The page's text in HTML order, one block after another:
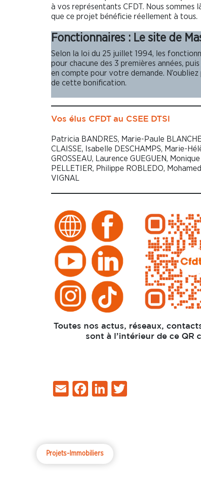
à vos représentants CFDT. Nous
que ce projet bénéficie réellement à tous.
Fonctionnaires : Le site de
Selon la loi du 25 juillet 1994, les
pour chacune des 3 premières années,
en compte pour votre demande.
de cette bonification.
Vos élus CFDT au CSEE DTSI
Patricia BANDRES, Marie-Paule
CLAISSE, Isabelle DESCHAMPS, Marie-
GROSSEAU, Laurence GUEGUEN,
PELLETIER, Philippe ROBLEDO,
VIGNAL
Toutes nos actus, réseaux,
sont à l’intérieur de ce QR
EmailFacebook
LinkedIn
Projets-Immobiliers